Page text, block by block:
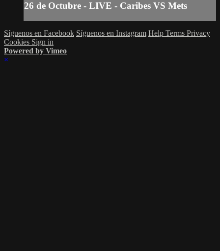
26 de Octubre - LIVE - Caribes VS Mets
Síguenos en Facebook Síguenos en Instagram Help Terms Privacy
Cookies Sign in
Powered by Vimeo
×